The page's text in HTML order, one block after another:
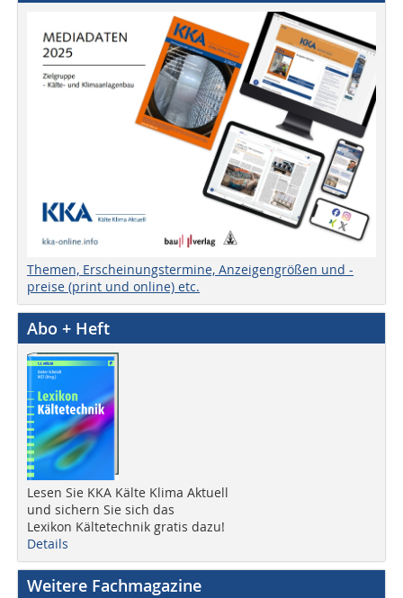
Themen, Erscheinungstermine, Anzeigengrößen und -
preise (print und online) etc.
Abo + Heft
Lesen Sie KKA Kälte Klima Aktuell
und sichern Sie sich das
Lexikon Kältetechnik gratis dazu!
Details
Weitere Fachmagazine